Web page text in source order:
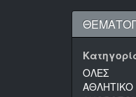
ΟΛΕΣ
ΑΘΛΗΤΙΚΟ